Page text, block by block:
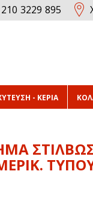
3229 895
- ΚΕΡΙΑ